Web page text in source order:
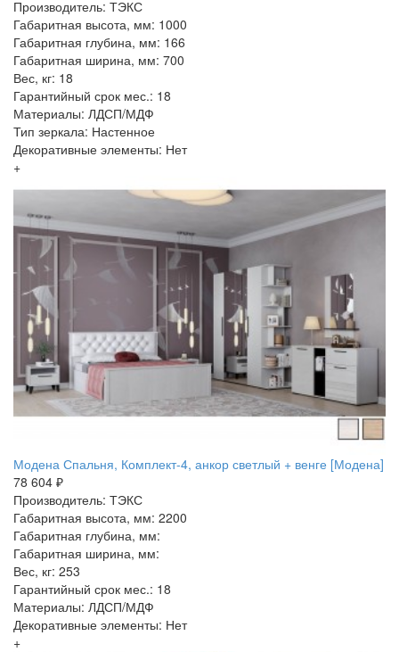
Производитель: ТЭКС
Габаритная высота, мм: 1000
Габаритная глубина, мм: 166
Габаритная ширина, мм: 700
Вес, кг: 18
Гарантийный срок мес.: 18
Материалы: ЛДСП/МДФ
Тип зеркала: Настенное
Декоративные элементы: Нет
+
Модена Спальня, Комплект-4, анкор светлый + венге [Модена]
78 604 ₽
Производитель: ТЭКС
Габаритная высота, мм: 2200
Габаритная глубина, мм:
Габаритная ширина, мм:
Вес, кг: 253
Гарантийный срок мес.: 18
Материалы: ЛДСП/МДФ
Декоративные элементы: Нет
+